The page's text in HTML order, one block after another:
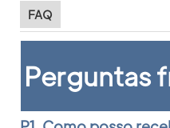
FAQ
Perguntas